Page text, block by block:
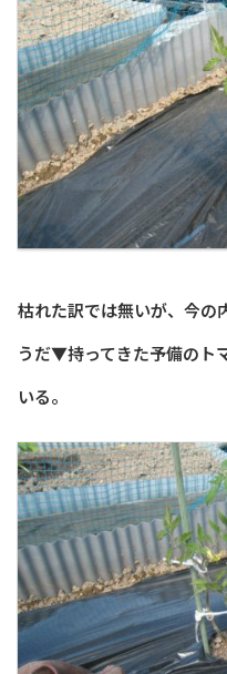
枯れた訳では無いが、今の
うだ▼持ってきた予備のト
いる。